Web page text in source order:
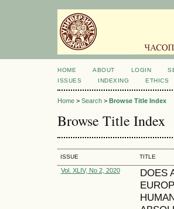
HOME ABOUT LOGIN
ISSUES
INDEXING ETHICS
Home > Search > Browse Title Index
Browse Title Index
ISSUE TITLE
Vol. XLIV, No 2, 2020
DOES